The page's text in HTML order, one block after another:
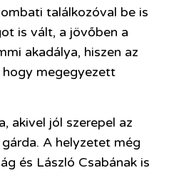
találkozóval be is
is vált, a jövőben a
akadálya, hiszen az
hogy megegyezett
akivel jól szerepel az
A helyzetet még
és László Csabának is